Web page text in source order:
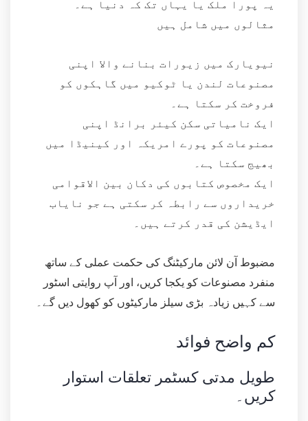
یہ پورا ملک یا یہاں تک کہ دنیا ہے۔
مثالوں میں شامل ہیں
نیویارک میں زیورات بنانے والا اپنی
مصنوعات لندن یا ٹوکیو میں گاہکوں کو
فروخت کر سکتا ہے۔
ایک نامیاتی سکن کیئر برانڈ اپنی
مصنوعات کو پورے امریکہ اور کینیڈا میں
بھیج سکتا ہے۔
ایک مخصوص کتابوں کی دکان بین الاقوامی
خریداروں سے رابطہ کر سکتی ہے جو نایاب
ایڈیشن کی قدر کرتے ہیں۔
مضبوط آن لائن مارکیٹنگ کی حکمت عملی کے ساتھ
منفرد مصنوعات کو یکجا کریں، اور آپ روایتی اسٹور
سے کہیں زیادہ بڑی سیلز مارکیٹوں کو کھول دیں گے۔
کم واضح فوائد
کریں۔